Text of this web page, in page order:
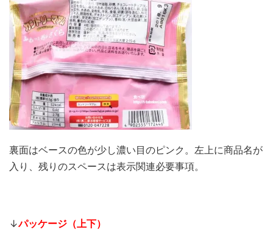
裏面はベースの色が少し濃い目のピンク。左上に商品名が
入り、残りのスペースは表示関連必要事項。
↓パッケージ（上下）